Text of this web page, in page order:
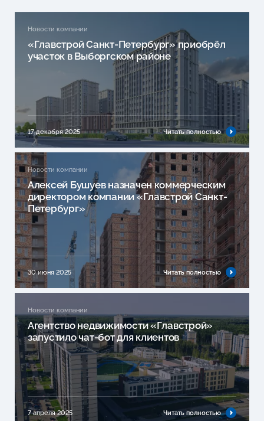
Новости компании
«Главстрой Санкт-Петербург» приобрёл
участок в Выборгском районе
17 декабря 2025 Читать полностью
Новости компании
Алексей Бушуев назначен коммерческим
директором компании «Главстрой Санкт-
Петербург»
30 июня 2025 Читать полностью
Новости компании
Агентство недвижимости «Главстрой»
запустило чат-бот для клиентов
7 апреля 2025 Читать полностью